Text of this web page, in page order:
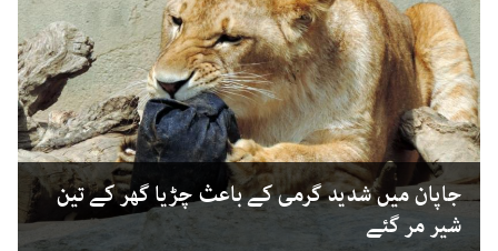
جاپان میں شدید گرمی کے باعث چڑیا گھر کے تین
شیر مر گئے